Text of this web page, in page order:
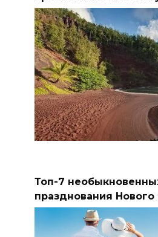
Топ-7
празднования Нового